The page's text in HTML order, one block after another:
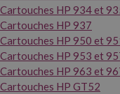
Cartouches HP 934 et
Cartouches HP 937
Cartouches HP 950 et
Cartouches HP 953 et
Cartouches HP 963 et
Cartouches HP GT52